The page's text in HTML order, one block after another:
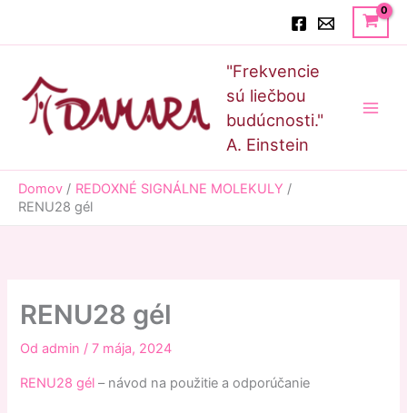
"Frekvencie
sú liečbou
budúcnosti."
A. Einstein
Domov
REDOXNÉ SIGNÁLNE MOLEKULY
RENU28 gél
RENU28 gél
Od admin /7 mája, 2024
RENU28 gél – návod na použitie a odporúčanie